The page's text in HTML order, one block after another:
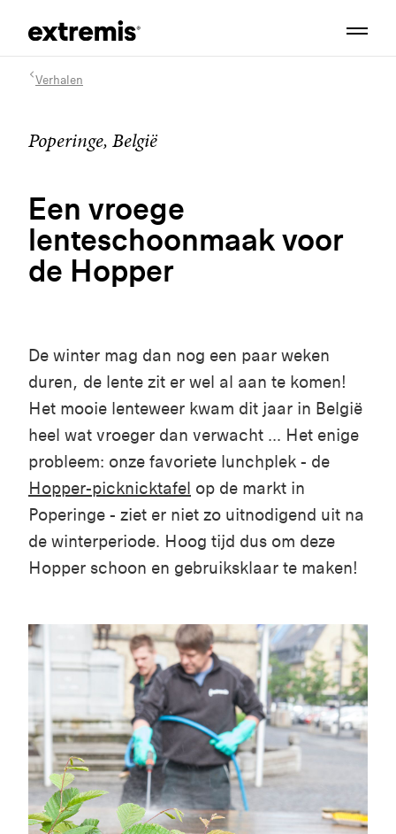
Verhalen
Poperinge, België
Een vroege
lenteschoonmaak voor
de Hopper
De winter mag dan nog een paar weken
duren, de lente zit er wel al aan te komen!
Het mooie lenteweer kwam dit jaar in België
heel wat vroeger dan verwacht ... Het enige
probleem: onze favoriete lunchplek - de
Hopper-picknicktafel op de markt in
Poperinge - ziet er niet zo uitnodigend uit na
de winterperiode. Hoog tijd dus om deze
Hopper schoon en gebruiksklaar te maken!